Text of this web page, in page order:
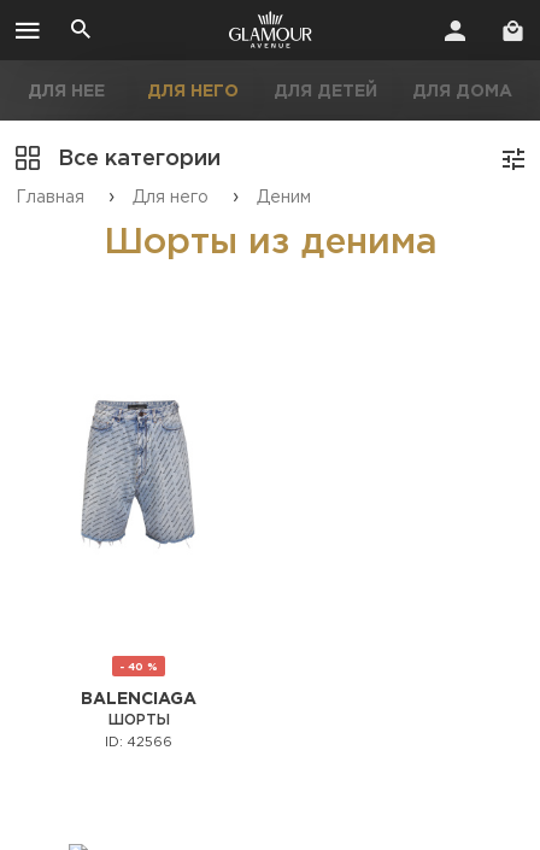
ДЛЯ НЕЕ ДЛЯ НЕГО ДЛЯ ДЕТЕЙ ДЛЯ ДОМА
Все категории
Главная › Для него › Деним
Шорты из денима
- 40 %
BALENCIAGA
ШОРТЫ
ID: 42566